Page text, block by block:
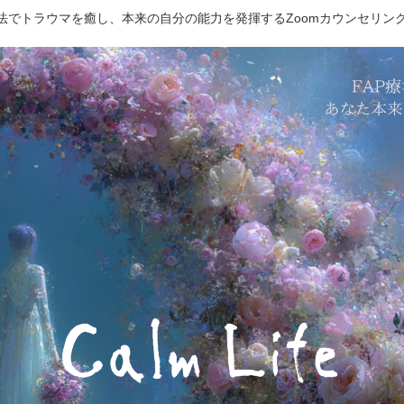
でトラウマを癒し、本来の自分の能力を発揮するZoomカウンセリン